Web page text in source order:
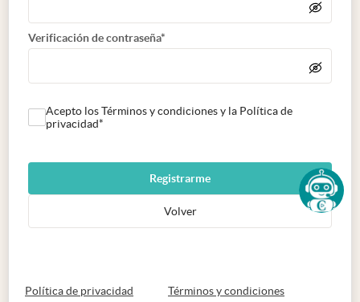
Verificación de contraseña*
Acepto los Términos y condiciones y la Política de
privacidad*
Registrarme
Volver
Política de privacidad abre en nueva pestaña
Términos y condicionesabre en nueva